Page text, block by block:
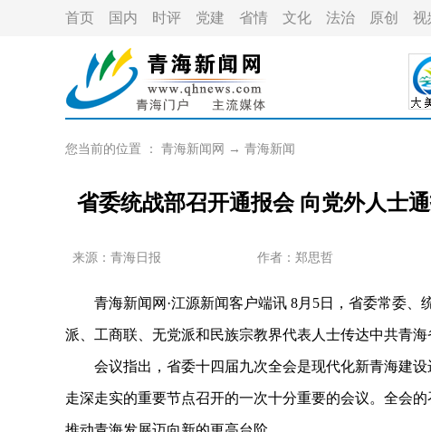
首页 国内 时评 党建 省情 文化 法治 原创 视
您当前的位置 ： 青海新闻网 → 青海新闻
省委统战部召开通报会 向党外人士
来源：青海日报 作者： 郑思哲
青海新闻网·江源新闻客户端讯 8月5日，省委常委、
派、工商联、无党派和民族宗教界代表人士传达中共青海
会议指出，省委十四届九次全会是现代化新青海建设
走深走实的重要节点召开的一次十分重要的会议。全会